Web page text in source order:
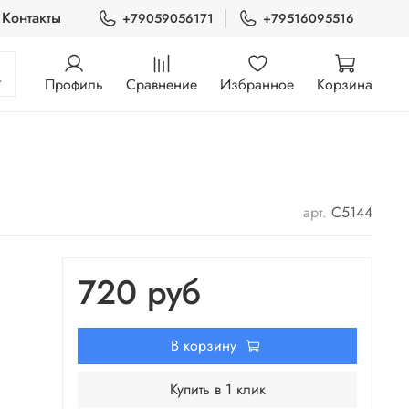
Контакты +79059056171 +79516095516
Профиль Сравнение Избранное Корзина
арт. C5144
720 руб
В корзину
Купить в 1 клик